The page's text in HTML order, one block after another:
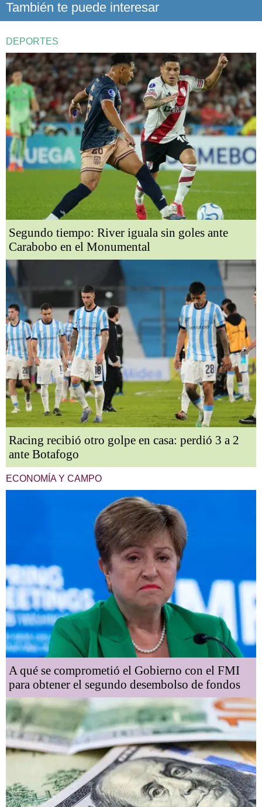
También te puede interesar
DEPORTES
Segundo tiempo: River iguala sin goles ante
Carabobo en el Monumental
Racing recibió otro golpe en casa: perdió 3 a 2
ante Botafogo
ECONOMÍA Y CAMPO
A qué se comprometió el Gobierno con el FMI
para obtener el segundo desembolso de fondos